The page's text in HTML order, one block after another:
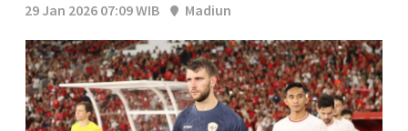
29 Jan 2026 07:09 WIB
Madiun